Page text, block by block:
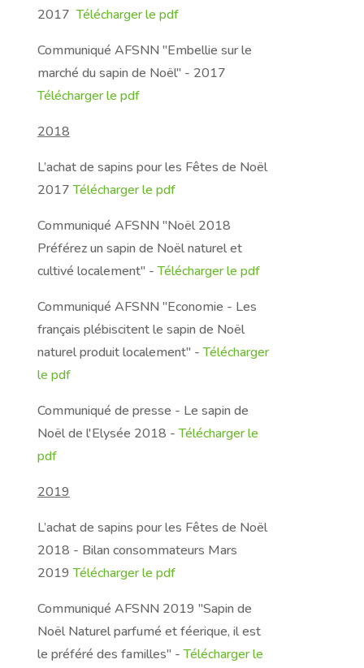
2017 Télécharger le pdf
Communiqué AFSNN "Embellie sur le
marché du sapin de Noël" - 2017
Télécharger le pdf
2018
L’achat de sapins pour les Fêtes de Noël
2017 Télécharger le pdf
Communiqué AFSNN "Noël 2018
Préférez un sapin de Noël naturel et
cultivé localement"-Télécharger le pdf
Communiqué AFSNN "Economie - Les
français plébiscitent le sapin de Noël
naturel produit localement" -Télécharger
le pdf
Communiqué de presse - Le sapin de
Noël de l'Elysée 2018 -Télécharger le
pdf
2019
L’achat de sapins pour les Fêtes de Noël
2018 - Bilan consommateurs Mars
2019 Télécharger le pdf
Communiqué AFSNN 2019 "Sapin de
Noël Naturel parfumé et féerique, il est
le préféré des familles" -Télécharger le